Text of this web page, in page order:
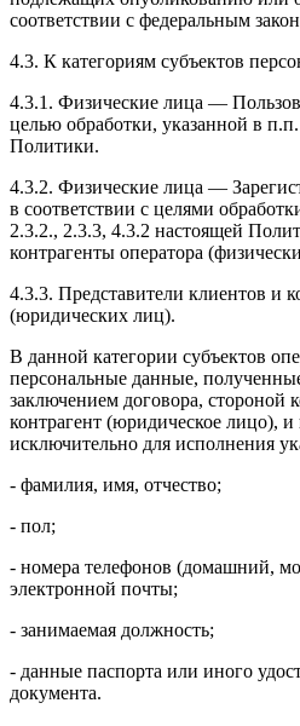
соответствии с федеральным
4.3. К категориям субъектов
4.3.1. Физические лица —
целью обработки, указанной в
Политики.
4.3.2. Физические лица —
в соответствии с целями
2.3.2., 2.3.3, 4.3.2 настоящей
контрагенты оператора
4.3.3. Представители клиентов и
(юридических лиц).
В данной категории субъектов
персональные данные,
заключением договора, стороной
контрагент (юридическое лицо),
исключительно для исполнения
- фамилия, имя, отчество;
- пол;
- номера телефонов (домашний,
электронной почты;
- занимаемая должность;
- данные паспорта или иного
документа.